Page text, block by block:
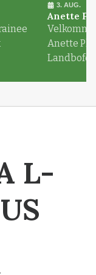
3. AUG.
Anette
Anette
L-